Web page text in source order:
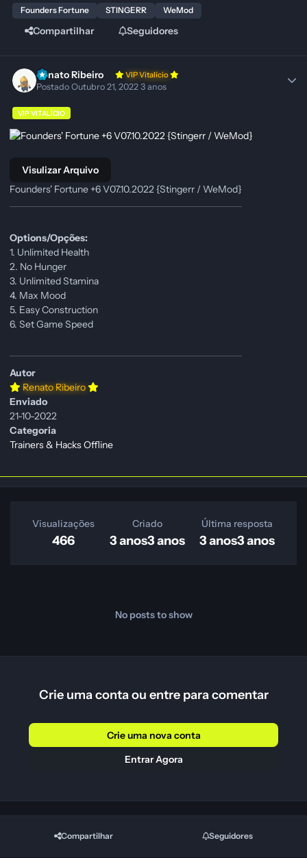
Founders Fortune STINGERR WeMod
Compartilhar Seguidores
Renato Ribeiro VIP Vitalício
PostadoOutubro 21, 20223 anos
VIP VITALÍCIO
Visulizar Arquivo
Founders' Fortune +6 V07.10.2022 {Stingerr / WeMod}
Options/Opções:
1. Unlimited Health
2. No Hunger
3. Unlimited Stamina
4. Max Mood
5. Easy Construction
6. Set Game Speed
Autor
Renato Ribeiro
Enviado
21-10-2022
Categoria
Trainers & Hacks Offline
Visualizações
466
Criado
3 anos3 anos
Última resposta
3 anos3 anos
No posts to show
Crie uma conta ou entre para comentar
Crie uma nova conta
Entrar Agora
Compartilhar Seguidores